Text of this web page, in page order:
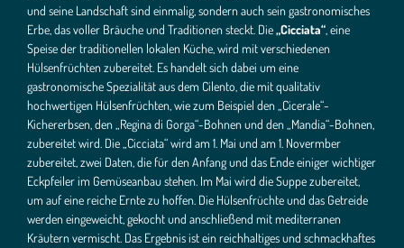
TEIL DES TEAMS WERDEN
und seine Landschaft sind einmalig, sondern auch sein gastronomisches
Erbe, das voller Bräuche und Traditionen steckt. Die„Cicciata“ , eine
Speise der traditionellen lokalen Küche, wird mit verschiedenen
Hülsenfrüchten zubereitet. Es handelt sich dabei um eine
gastronomische Spezialität aus dem Cilento, die mit qualitativ
hochwertigen Hülsenfrüchten, wie zum Beispiel den „Cicerale“-
Kichererbsen, den „Regina di Gorga“-Bohnen und den „Mandia“-Bohnen,
zubereitet wird. Die „Cicciata“ wird am 1. Mai und am 1. Novermber
zubereitet, zwei Daten, die für den Anfang und das Ende einiger wichtiger
Eckpfeiler im Gemüseanbau stehen. Im Mai wird die Suppe zubereitet,
um auf eine reiche Ernte zu hoffen. Die Hülsenfrüchte und das Getreide
werden eingeweicht, gekocht und anschließend mit mediterranen
Kräutern vermischt. Das Ergebnis ist ein reichhaltiges und schmackhaftes